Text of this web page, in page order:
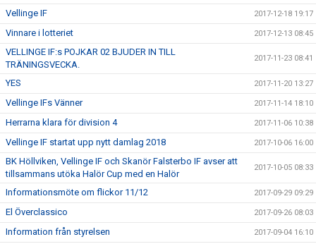
Vellinge IF 2017-12-18 19:17
Vinnare i lotteriet 2017-12-13 08:45
VELLINGE IF:s POJKAR 02 BJUDER IN TILL
TRÄNINGSVECKA.
2017-11-23 08:41
YES 2017-11-20 13:27
Vellinge IFs Vänner 2017-11-14 18:10
Herrarna klara för division 4 2017-11-06 10:38
Vellinge IF startat upp nytt damlag 2018 2017-10-06 16:00
BK Höllviken, Vellinge IF och Skanör Falsterbo IF avser att
tillsammans utöka Halör Cup med en Halör
2017-10-05 08:33
Informationsmöte om flickor 11/12 2017-09-29 09:29
El Överclassico 2017-09-26 08:03
Information från styrelsen 2017-09-04 16:10